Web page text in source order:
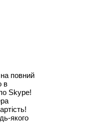
повний
в
Skype!
якого